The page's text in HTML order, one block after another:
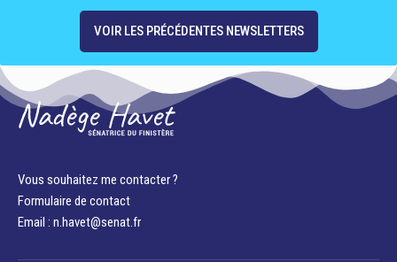
VOIR LES PRÉCÉDENTES NEWSLETTERS
Vous souhaitez me contacter ?
Formulaire de contact
Email : n.havet@senat.fr​